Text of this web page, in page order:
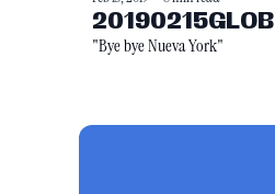
20190215GLOB
"Bye bye Nueva York"